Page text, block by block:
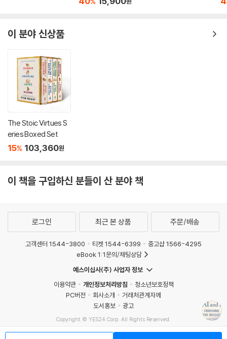
이 분야 신상품
The Stoic Virtues S
eries Boxed Set
15% 103,360원
이 책을 구입하신 분들이 산 분야 책
로그인 최근 본 상품 주문/배송
고객센터 1544-3800 티켓 1544-6399
중고샵 1566-4295
eBook 1:1문의/채팅상담
예스이십사(주) 사업자 정보
이용약관
개인정보처리방침
청소년보호정책
PC버전
회사소개
거래처관계자께
도서홍보
광고
Copyright © YES24 Corp. All Rights Reserved.